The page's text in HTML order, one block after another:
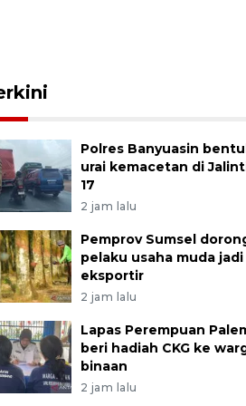
Polres Banyuasin
urai kemacetan di
17
2 jam lalu
Pemprov Sumsel
pelaku usaha muda jadi
eksportir
2 jam lalu
Lapas Perempuan
beri hadiah CKG ke
binaan
2 jam lalu